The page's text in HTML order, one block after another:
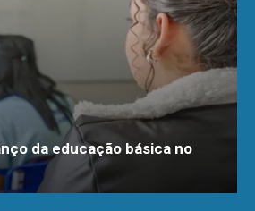
da educação básica no